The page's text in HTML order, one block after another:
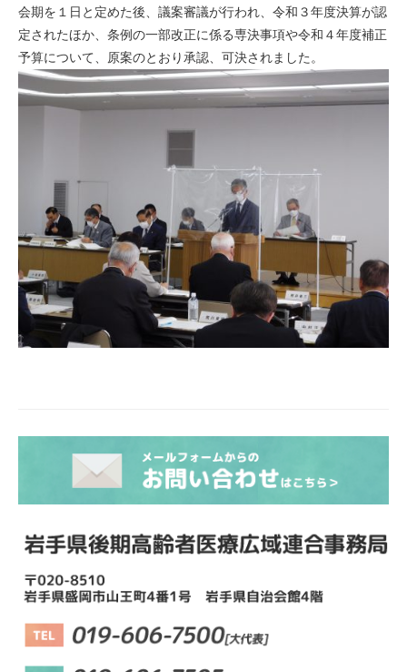
会期を１日と定めた後、議案審議が行われ、令和３年度決算が認
定されたほか、条例の一部改正に係る専決事項や令和４年度補正
予算について、原案のとおり承認、可決されました。